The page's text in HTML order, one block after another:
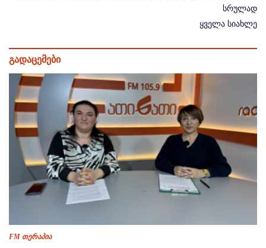
სრულად
ყველა სიახლე
გადაცემები
FM თერაპია